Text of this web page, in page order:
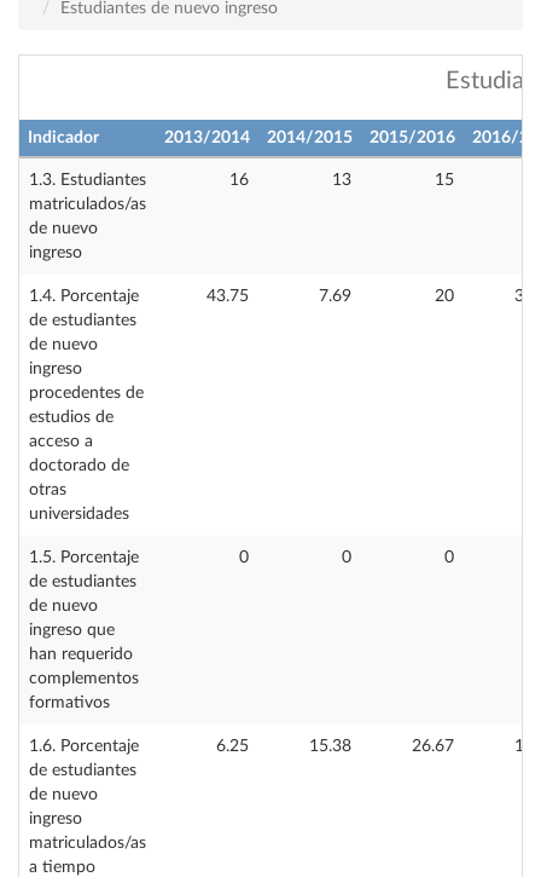
Estudiantes de nuevo ingreso
Indicador 2013/2014 2014/2015 2015/2016 2016/
1.3. Estudiantes
matriculados/as
de nuevo
ingreso
16 13 15
1.4. Porcentaje
de estudiantes
de nuevo
ingreso
procedentes de
estudios de
acceso a
doctorado de
otras
universidades
43.75 7.69 20
1.5. Porcentaje
de estudiantes
de nuevo
ingreso que
han requerido
complementos
formativos
0 0 0
1.6. Porcentaje
de estudiantes
de nuevo
ingreso
matriculados/as
a tiempo
6.25 15.38 26.67